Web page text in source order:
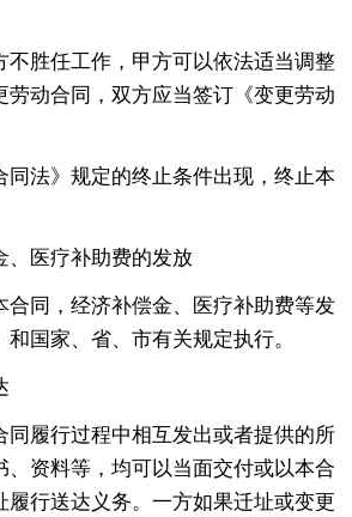
不胜任工作，甲方可以依法适当调整
劳动合同，双方应当签订《变更劳动
同法》规定的终止条件出现，终止本
、医疗补助费的发放
合同，经济补偿金、医疗补助费等发
国家、省、市有关规定执行。
同履行过程中相互发出或者提供的所
、资料等，均可以当面交付或以本合
履行送达义务。一方如果迁址或变更